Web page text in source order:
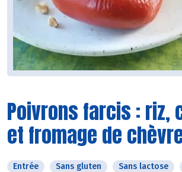
Poivrons farcis : riz,
et fromage de
Entrée Sans gluten Sans lactose